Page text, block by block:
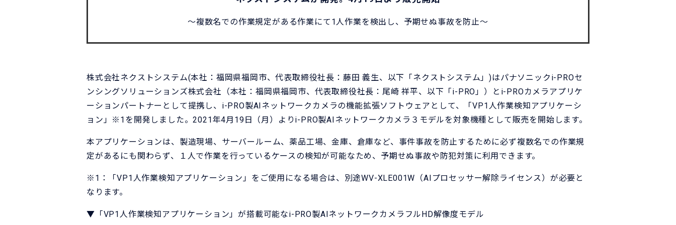
〜複数名での作業規定がある作業にて1人作業を検出し、予期せぬ事故を防止〜
株式会社ネクストシステム(本社：福岡県福岡市、代表取締役社長：藤田 義生、以下「ネクストシステム」)はパナソニックi-PROセ
ンシングソリューションズ株式会社（本社：福岡県福岡市、代表取締役社長：尾崎 祥平、以下「i-PRO」）とi-PROカメラアプリケ
ーションパートナーとして提携し、i-PRO製AIネットワークカメラの機能拡張ソフトウェアとして、「VP1人作業検知アプリケーシ
ョン」※1を開発しました。2021年4月19日（月）よりi-PRO製AIネットワークカメラ３モデルを対象機種として販売を開始します。
本アプリケーションは、製造現場、サーバールーム、薬品工場、金庫、倉庫など、事件事故を防止するために必ず複数名での作業規
定があるにも関わらず、１人で作業を行っているケースの検知が可能なため、予期せぬ事故や防犯対策に利用できます。
※1：「VP1人作業検知アプリケーション」をご使用になる場合は、別途WV-XLE001W（AIプロセッサー解除ライセンス）が必要と
なります。
▼「VP1人作業検知アプリケーション」が搭載可能なi-PRO製AIネットワークカメラフルHD解像度モデル